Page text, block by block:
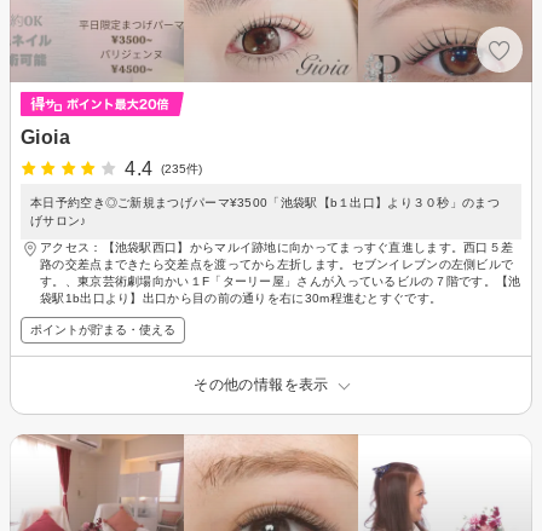
Gioia
4.4
(235件)
本日予約空き◎ご新規まつげパーマ¥3500「池袋駅【b１出口】より３０秒」のまつ
げサロン♪
アクセス：【池袋駅西口】からマルイ跡地に向かってまっすぐ直進します。西口５差
路の交差点まできたら交差点を渡ってから左折します。セブンイレブンの左側ビルで
す。、東京芸術劇場向かい１F「ターリー屋」さんが入っているビルの７階です。【池
袋駅1b出口より】出口から目の前の通りを右に30m程進むとすぐです。
ポイントが貯まる・使える
その他の情報を表示